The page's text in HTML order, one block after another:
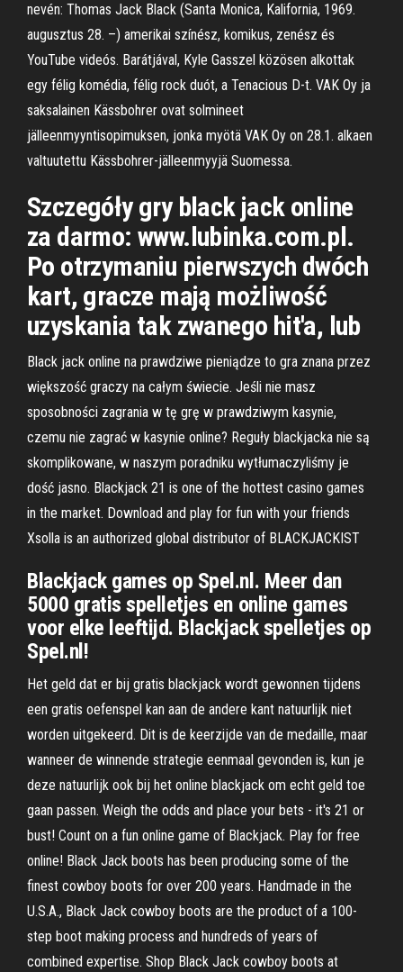
nevén: Thomas Jack Black (Santa Monica, Kalifornia, 1969.
augusztus 28. –) amerikai színész, komikus, zenész és
YouTube videós. Barátjával, Kyle Gasszel közösen alkottak
egy félig komédia, félig rock duót, a Tenacious D-t. VAK Oy ja
saksalainen Kässbohrer ovat solmineet
jälleenmyyntisopimuksen, jonka myötä VAK Oy on 28.1. alkaen
valtuutettu Kässbohrer-jälleenmyyjä Suomessa.
Szczegóły gry black jack online
za darmo: www.lubinka.com.pl.
Po otrzymaniu pierwszych dwóch
kart, gracze mają możliwość
uzyskania tak zwanego hit'a, lub
Black jack online na prawdziwe pieniądze to gra znana przez
większość graczy na całym świecie. Jeśli nie masz
sposobności zagrania w tę grę w prawdziwym kasynie,
czemu nie zagrać w kasynie online? Reguły blackjacka nie są
skomplikowane, w naszym poradniku wytłumaczyliśmy je
dość jasno. Blackjack 21 is one of the hottest casino games
in the market. Download and play for fun with your friends
Xsolla is an authorized global distributor of BLACKJACKIST
Blackjack games op Spel.nl. Meer dan
5000 gratis spelletjes en online games
voor elke leeftijd. Blackjack spelletjes op
Spel.nl!
Het geld dat er bij gratis blackjack wordt gewonnen tijdens
een gratis oefenspel kan aan de andere kant natuurlijk niet
worden uitgekeerd. Dit is de keerzijde van de medaille, maar
wanneer de winnende strategie eenmaal gevonden is, kun je
deze natuurlijk ook bij het online blackjack om echt geld toe
gaan passen. Weigh the odds and place your bets - it's 21 or
bust! Count on a fun online game of Blackjack. Play for free
online! Black Jack boots has been producing some of the
finest cowboy boots for over 200 years. Handmade in the
U.S.A., Black Jack cowboy boots are the product of a 100-
step boot making process and hundreds of years of
combined expertise. Shop Black Jack cowboy boots at